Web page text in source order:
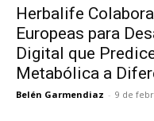
Herbalife
Europeas para
Digital que
Metabólica a
Belén Garmendiaz - 9 de